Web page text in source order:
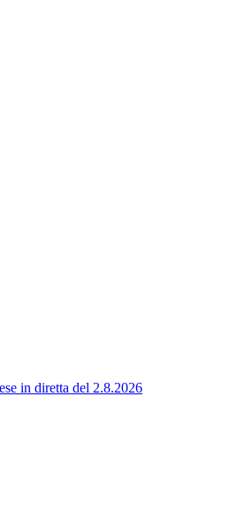
in diretta del 2.8.2026